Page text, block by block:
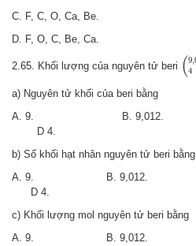
C. F, C, O, Ca,
D. F, O, C, Be, Ca.
2.65. Khối lượng của nguyên tử beri (9,
4
4
a) Nguyên tử khối của beri bằng
A. 9. B. 9,012.
D 4.
b) Số khối hạt nhân nguyên tử beri bằng
A. 9. B. 9,012.
D 4.
c) Khối lượng mol nguyên tử beri bằng
A. 9. B. 9,012.